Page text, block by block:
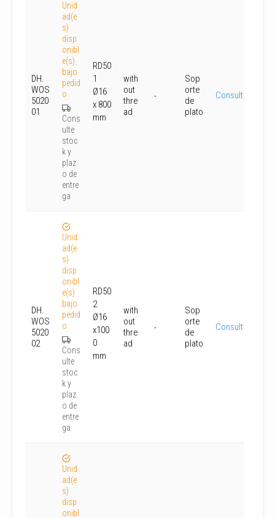
DH.
WOS
5020
01
Unid
ad(e
s)
disp
onibl
e(s)
bajo
pedid
o
Cons
ulte
stoc
k y
plaz
o de
entre
ga
RD50
1
Ø16
x 800
mm
with
out
thre
ad
-
Sop
orte
de
plato
Consultar
DH.
WOS
5020
02
Unid
ad(e
s)
disp
onibl
e(s)
bajo
pedid
o
Cons
ulte
stoc
k y
plaz
o de
entre
ga
RD50
2
Ø16
x100
0
mm
with
out
thre
ad
-
Sop
orte
de
plato
Consultar
Unid
ad(e
s)
disp
onibl